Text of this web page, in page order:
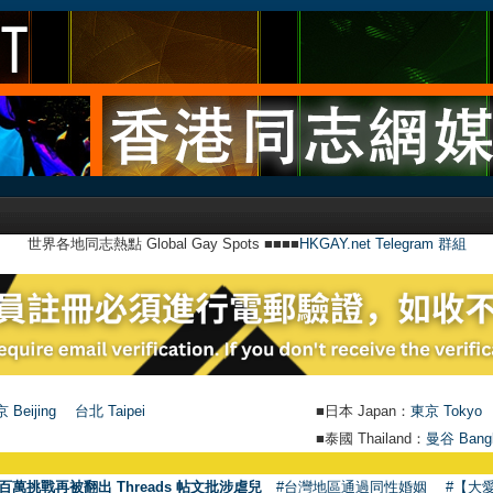
世界各地同志熱點 Global Gay Spots ■■■■ HKGAY.net Telegram 群組
Beijing 台北 Taipei ■日本 Japan： 東京 Tokyo
■泰國 Thailand： 曼谷
萬挑戰再被翻出 Threads 帖文批涉虐兒 #台灣地區通過同性婚姻 #【大